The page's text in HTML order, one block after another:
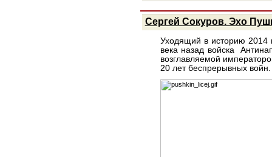
Сергей Сокуров. Эхо
Уходящий в историю
века назад войска
возглавляемой
20 лет беспрерывных войн.